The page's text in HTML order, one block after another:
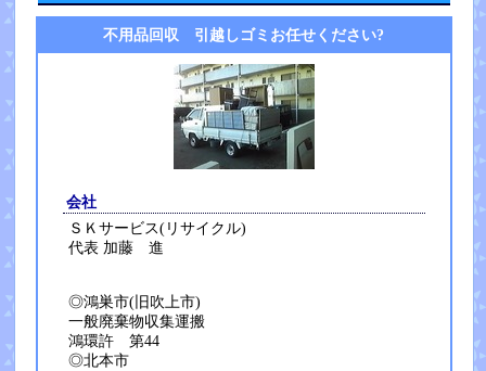
不用品回収 引越しゴミお任せください?
会社
ＳＫサービス(リサイクル)
代表 加藤 進
◎鴻巣市(旧吹上市)
一般廃棄物収集運搬
鴻環許 第44
◎北本市